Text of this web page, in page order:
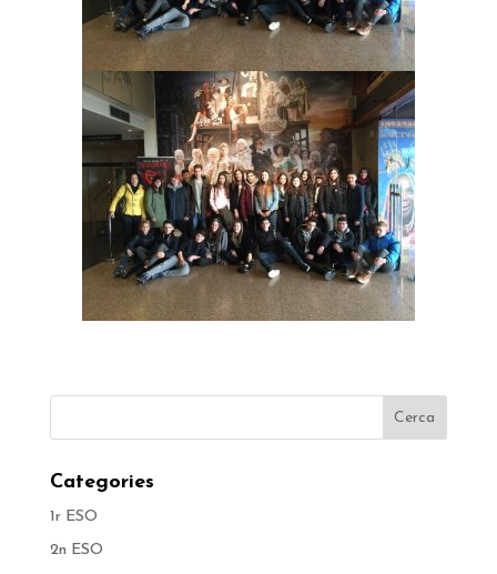
Categories
1r ESO
2n ESO